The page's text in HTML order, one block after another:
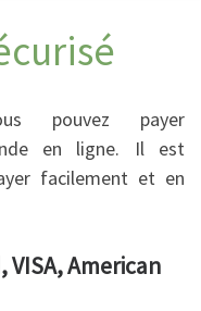
pouvez payer
en ligne. Il est
facilement et en
American